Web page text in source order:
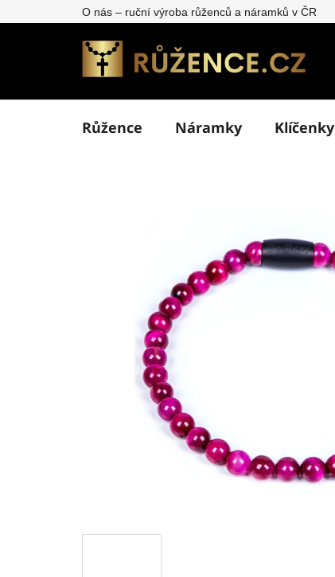
na
O nás – ruční výroba růženců a náramků v ČR
Růžence Náramky Klíčenky